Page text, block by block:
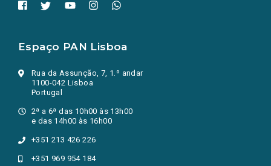
Espaço PAN Lisboa
Rua da Assunção, 7, 1.º andar
1100-042 Lisboa
Portugal
2ª a 6ª das 10h00 às 13h00
e das 14h00 às 16h00
+351 213 426 226
+351 969 954 184